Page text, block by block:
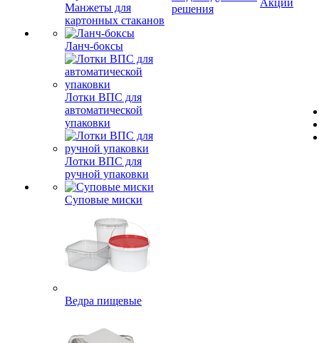
Манжеты для
картонных стаканов
Ланч-боксы
Лотки ВПС для
автоматической
упаковки
Лотки ВПС для
ручной упаковки
Суповые миски
Ведра пищевые
решения
Акции